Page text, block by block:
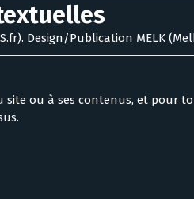
Design/Publication MELK
ou à ses contenus, et pour